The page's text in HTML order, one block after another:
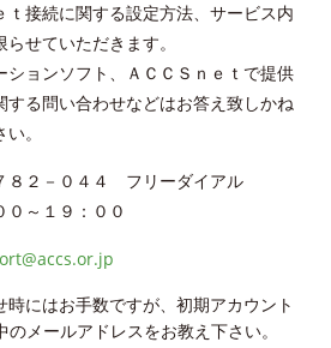
ｔ接続に関する設定方法、サービス内
せていただきます。
ションソフト、ＡＣＣＳｎｅｔで提供
する問い合わせなどはお答え致しかね
。
２－０４４ フリーダイアル
～１９：００
時にはお手数ですが、初期アカウント
メールアドレスをお教え下さい。